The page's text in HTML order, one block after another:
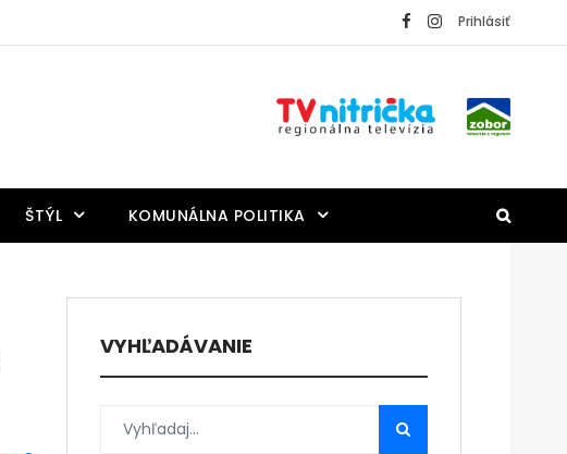
Prihlásiť
ŠTÝL KOMUNÁLNA POLITIKA
VYHĽADÁVANIE